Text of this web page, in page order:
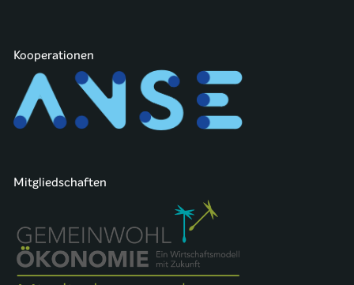
Kooperationen
Mitgliedschaften